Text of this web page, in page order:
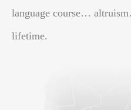
language course…
lifetime.